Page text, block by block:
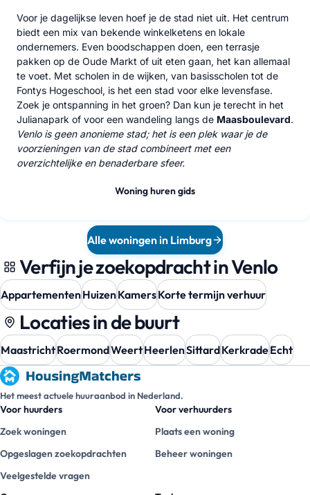
Voor je dagelijkse leven hoef je de stad niet uit. Het centrum
biedt een mix van bekende winkelketens en lokale
ondernemers. Even boodschappen doen, een terrasje
pakken op de Oude Markt of uit eten gaan, het kan allemaal
te voet. Met scholen in de wijken, van basisscholen tot de
Fontys Hogeschool, is het een stad voor elke levensfase.
Zoek je ontspanning in het groen? Dan kun je terecht in het
Julianapark of voor een wandeling langs de Maasboulevard.
Venlo is geen anonieme stad; het is een plek waar je de
voorzieningen van de stad combineert met een
overzichtelijke en benaderbare sfeer.
Woning huren gids
Alle woningen in Limburg
Verfijn je zoekopdracht in Venlo
AppartementenHuizenKamersKorte termijn verhuur
Locaties in de buurt
MaastrichtRoermondWeertHeerlenSittardKerkradeEcht
Het meest actuele huuraanbod in Nederland.
Voor huurders
Zoek woningen
Opgeslagen zoekopdrachten
Veelgestelde vragen
Voor verhuurders
Plaats een woning
Beheer woningen